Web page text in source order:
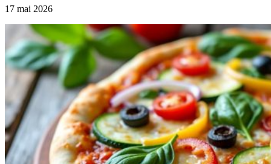
17 mai 2026